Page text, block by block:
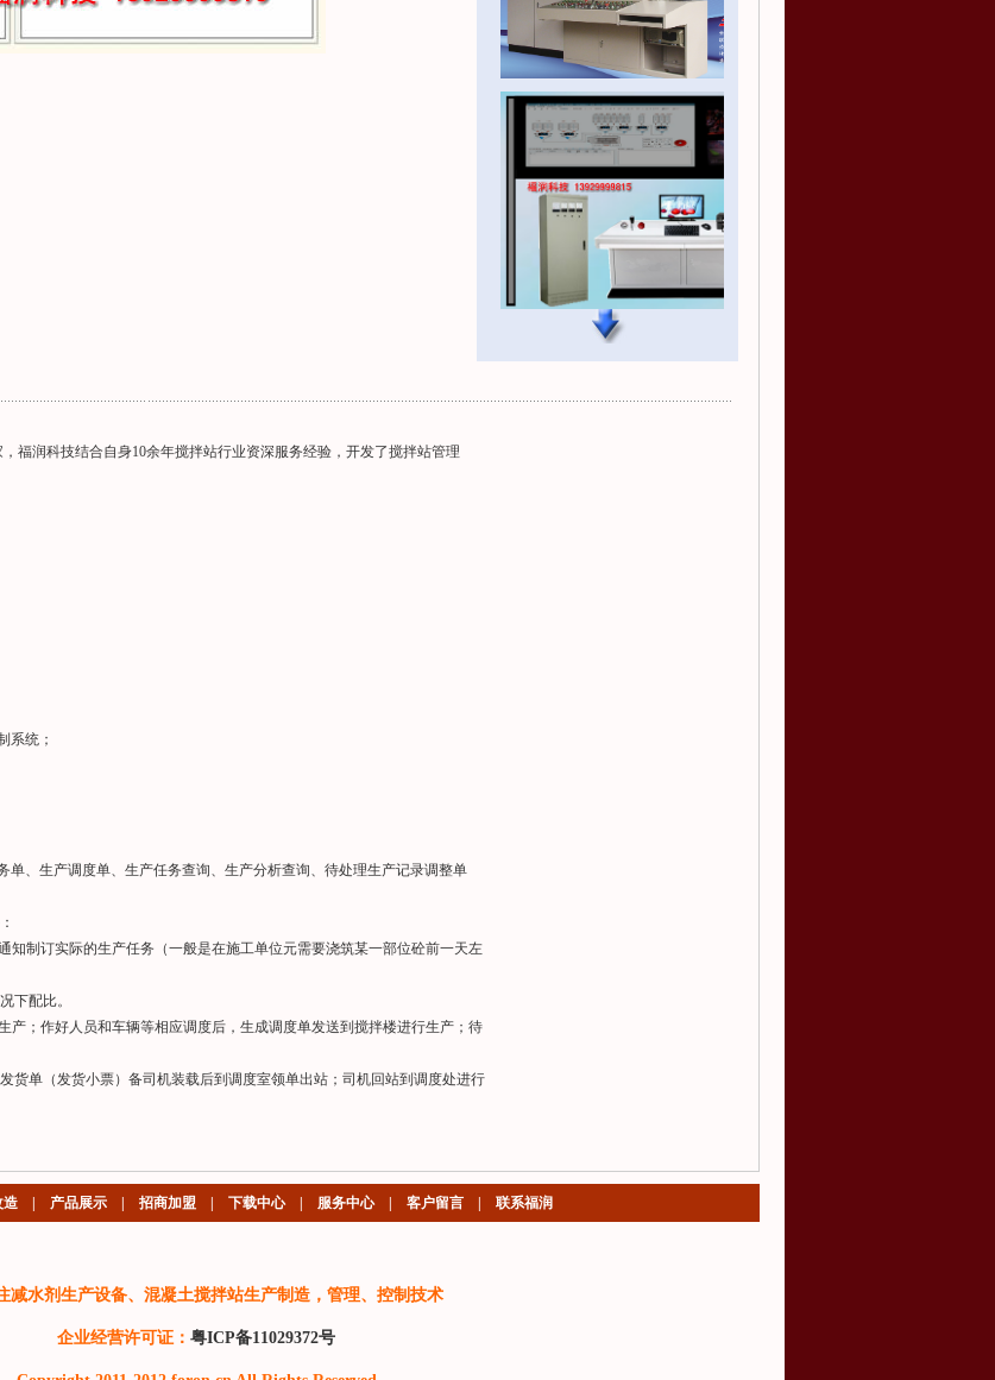
福润科技结合自身10余年搅拌站行业资深服务经验，开发了搅拌站管理
系统；
、生产调度单、生产任务查询、生产分析查询、待处理生产记录调整单
制订实际的生产任务（一般是在施工单位元需要浇筑某一部位砼前一天左
下配比。
；作好人员和车辆等相应调度后，生成调度单发送到搅拌楼进行生产；待
货单（发货小票）备司机装载后到调度室领单出站；司机回站到调度处进行
造 产品展示 招商加盟 下载中心 服务中心| 客户留言 联系福润
减水剂生产设备、混凝土搅拌站生产制造，管理、控制技术
企业经营许可证： 粤ICP备11029372号